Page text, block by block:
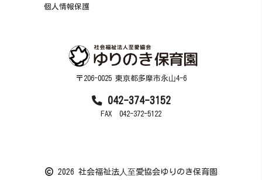
個人情報保護
〒206-0025 東京都多摩市永⼭4-6
042-374-3152
FAX 042-372-5122
2026 社会福祉法⼈⾄愛協会ゆりのき保育園